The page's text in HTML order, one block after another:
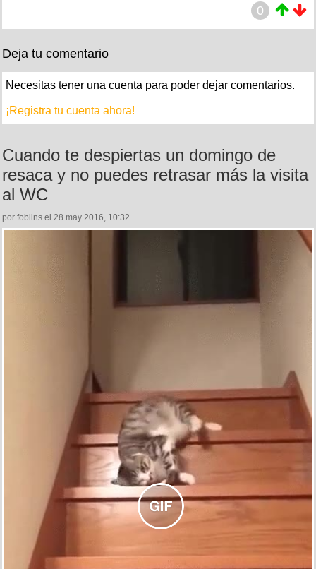
0
Deja tu comentario
Necesitas tener una cuenta para poder dejar comentarios.
¡Registra tu cuenta ahora!
Cuando te despiertas un domingo de
resaca y no puedes retrasar más la visita
al WC
por foblins el 28 may 2016, 10:32